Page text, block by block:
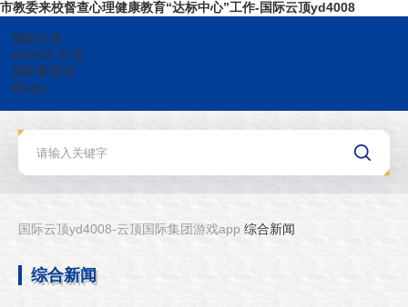
市教委来校督查心理健康教育“达标中心”工作-国际云顶yd4008
国际云顶
yd4008-云顶
国际集团游
戏app
国际云顶yd4008-云顶国际集团游戏app 综合新闻
综合新闻